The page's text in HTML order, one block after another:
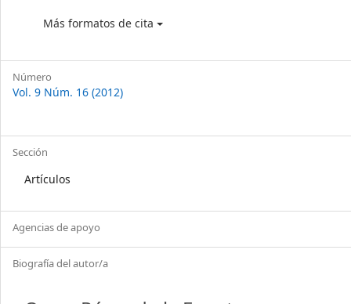
Más formatos de cita
Número
Vol. 9 Núm. 16 (2012)
Sección
Artículos
Agencias de apoyo
Biografía del autor/a